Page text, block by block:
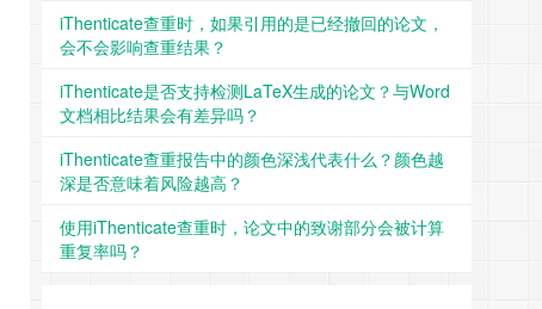
iThenticate查重时，如果引用的是已经撤回的论文，
会不会影响查重结果？
iThenticate是否支持检测LaTeX生成的论文？与Word
文档相比结果会有差异吗？
iThenticate查重报告中的颜色深浅代表什么？颜色越
深是否意味着风险越高？
使用iThenticate查重时，论文中的致谢部分会被计算
重复率吗？